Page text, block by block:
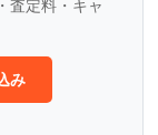
査定料・キャ
み